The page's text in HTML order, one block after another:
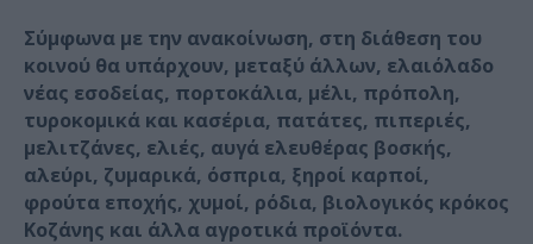
Σύμφωνα με την ανακοίνωση, στη διάθεση του
κοινού θα υπάρχουν, μεταξύ άλλων, ελαιόλαδο
νέας εσοδείας, πορτοκάλια, μέλι, πρόπολη,
τυροκομικά και κασέρια, πατάτες, πιπεριές,
μελιτζάνες, ελιές, αυγά ελευθέρας βοσκής,
αλεύρι, ζυμαρικά, όσπρια, ξηροί καρποί,
φρούτα εποχής, χυμοί, ρόδια, βιολογικός κρόκος
Κοζάνης και άλλα αγροτικά προϊόντα.